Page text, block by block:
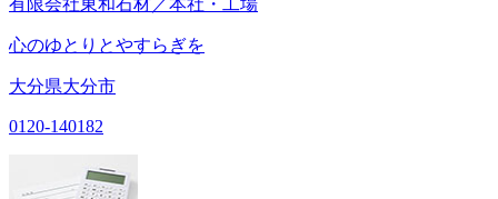
有限会社東和石材／本社・工場
心のゆとりとやすらぎを
大分県大分市
0120-140182